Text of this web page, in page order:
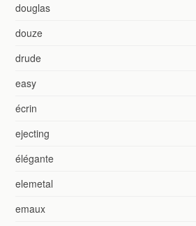
douglas
douze
drude
easy
écrin
ejecting
élégante
elemetal
emaux